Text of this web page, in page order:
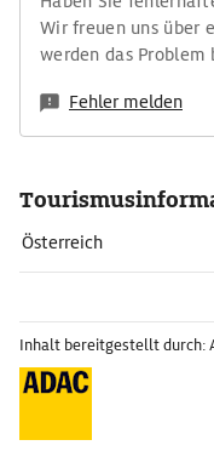
Wir freuen uns über
werden das Problem
Fehler melden
Österreich
Inhalt bereitgestellt durch: